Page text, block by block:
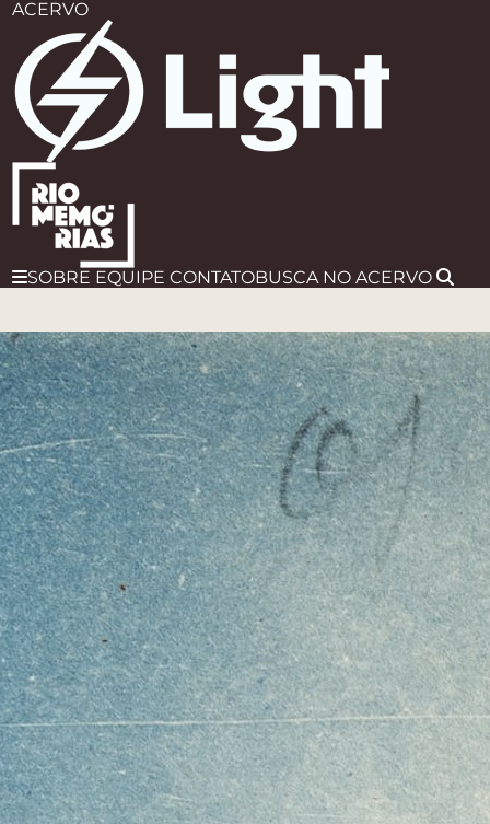
ACERVO
SOBRE EQUIPE CONTATOBUSCA NO ACERVO